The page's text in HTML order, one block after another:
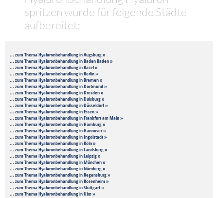
spritzen wurde für folgende Städte
aufbereitet:
... zum Thema Hyaluronbehandlung in Augsburg »
... zum Thema Hyaluronbehandlung in Baden Baden »
... zum Thema Hyaluronbehandlung in Basel »
... zum Thema Hyaluronbehandlung in Berlin »
... zum Thema Hyaluronbehandlung in Bremen »
... zum Thema Hyaluronbehandlung in Dortmund »
... zum Thema Hyaluronbehandlung in Dresden »
... zum Thema Hyaluronbehandlung in Duisburg »
... zum Thema Hyaluronbehandlung in Düsseldorf »
... zum Thema Hyaluronbehandlung in Essen »
... zum Thema Hyaluronbehandlung in Frankfurt am Main »
... zum Thema Hyaluronbehandlung in Hamburg »
... zum Thema Hyaluronbehandlung in Hannover »
... zum Thema Hyaluronbehandlung in Ingolstadt »
... zum Thema Hyaluronbehandlung in Köln »
... zum Thema Hyaluronbehandlung in Landsberg »
... zum Thema Hyaluronbehandlung in Leipzig »
... zum Thema Hyaluronbehandlung in München »
... zum Thema Hyaluronbehandlung in Nürnberg »
... zum Thema Hyaluronbehandlung in Regensburg »
... zum Thema Hyaluronbehandlung in Rosenheim »
... zum Thema Hyaluronbehandlung in Stuttgart »
... zum Thema Hyaluronbehandlung in Ulm »